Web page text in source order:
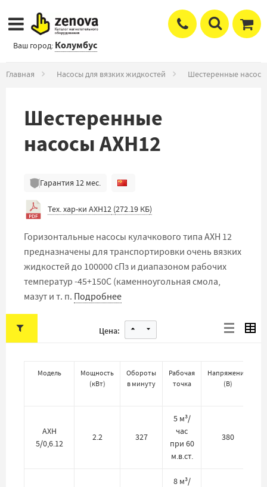
Ваш город: Колумбус
Главная Насосы для вязких жидкостей Шестеренные насосы
Шестеренные
насосы АХН12
Гарантия 12мес.
Тех. хар-ки АХН12 (272.19 КБ)
Горизонтальные насосы кулачкового типа АХН 12
предназначены для транспортировки очень вязких
жидкостей до 100000 сПз и диапазоном рабочих
температур -45+150С (каменноугольная смола,
мазут и т. п. Подробнее
Цена:
Модель
Мощность
(кВт)
Обороты
в минуту
Рабочая
точка
Напряжение
(В)
АХН
5/0,6.12
2.2 327
5 м³/
час
при 60
м.в.ст.
380
8 м³/